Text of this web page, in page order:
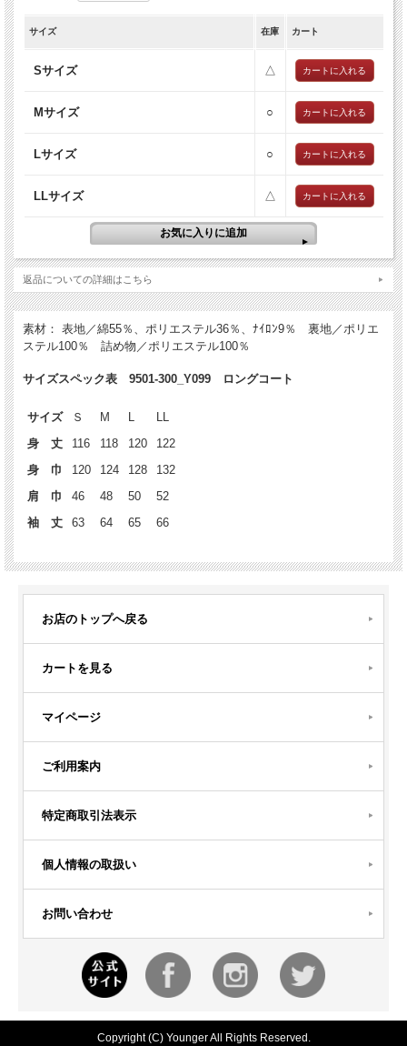
サイズ 在庫 カート
Sサイズ △
Mサイズ ○
Lサイズ ○
LLサイズ △
返品についての詳細はこちら
素材： 表地／綿55％、ポリエステル36％、ﾅｲﾛﾝ9％ 裏地／ポリエ
ステル100％ 詰め物／ポリエステル100％
サイズスペック表 9501-300_Y099 ロングコート
サイズ Ｓ M L
LL
身 丈
116 118 120
122
身 巾
120 124 128
132
肩 巾
46 48 50
52
袖 丈
63 64 65 66
お店のトップへ戻る
カートを見る
マイページ
ご利用案内
特定商取引法表示
個人情報の取扱い
お問い合わせ
Copyright (C) Younger All Rights Reserved.